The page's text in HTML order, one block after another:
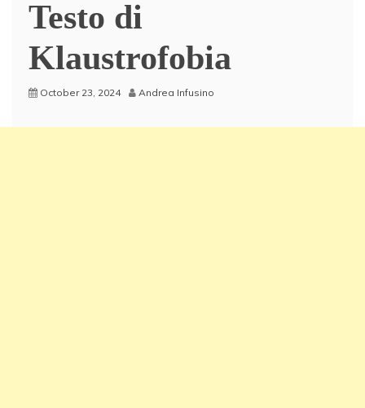
Testo di
Klaustrofobia
October 23, 2024 Andrea Infusino